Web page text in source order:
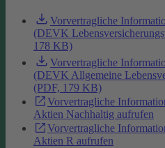
Vorvertragliche
(DEVK
178 KB)
Vorvertragliche
(DEVK Allgemeine
(PDF, 179 KB)
Vorvertragliche
Aktien Nachhaltig aufrufen
Vorvertragliche
Aktien R aufrufen